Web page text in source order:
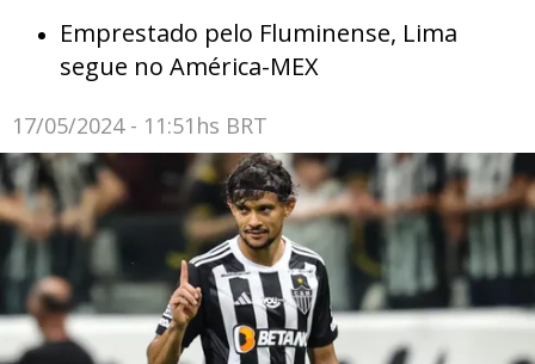
Emprestado pelo Fluminense, Lima
segue no América-MEX
17/05/2024 - 11:51hs BRT